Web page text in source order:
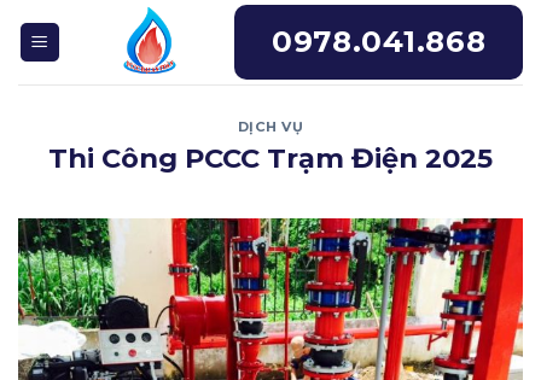
0978.041.868
DỊCH VỤ
Thi Công PCCC Trạm Điện 2025